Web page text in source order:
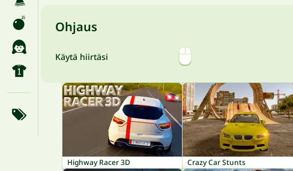
Ohjaus
Käytä hiirtäsi
Highway Racer 3D Crazy Car Stunts